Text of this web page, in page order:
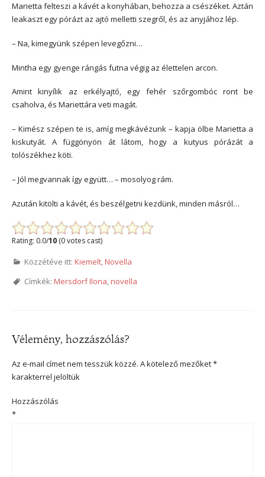
Marietta felteszi a kávét a konyhában, behozza a csészéket. Aztán
leakaszt egy pórázt az ajtó melletti szegről, és az anyjához lép.
– Na, kimegyünk szépen levegőzni…
Mintha egy gyenge rángás futna végig az élettelen arcon.
Amint kinyílik az erkélyajtó, egy fehér szőrgombóc ront be
csaholva, és Mariettára veti magát.
– Kimész szépen te is, amíg megkávézunk – kapja ölbe Marietta a
kiskutyát. A függönyön át látom, hogy a kutyus pórázát a
tolószékhez köti.
– Jól megvannak így együtt… – mosolyog rám.
Azután kitölti a kávét, és beszélgetni kezdünk, minden másról…
Rating: 0.0/10 (0 votes cast)
Közzétéve itt: Kiemelt,Novella
Címkék: Mersdorf Ilona,novella
Vélemény, hozzászólás?
Az e-mail címet nem tesszük közzé. A kötelező mezőket*
karakterrel jelöltük
Hozzászólás
*